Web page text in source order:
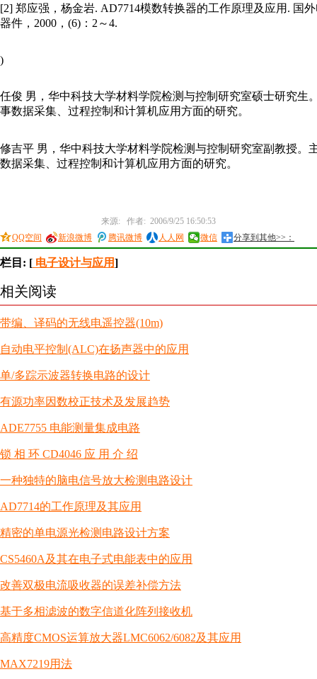
[2] 郑应强，杨金岩. AD7714模数转换器的工作原理及应用. 国
器件，2000，(6)：2～4.
)
任俊 男，华中科技大学材料学院检测与控制研究室硕士研究生
事数据采集、过程控制和计算机应用方面的研究。
修吉平 男，华中科技大学材料学院检测与控制研究室副教授。
数据采集、过程控制和计算机应用方面的研究。
来源: 作者: 2006/9/25 16:50:53
QQ空间
新浪微博 腾讯微博 人人网 微信 分享到其他>>：
栏目: [ 电子设计与应用]
相关阅读
带编、译码的无线电遥控器(10m)
自动电平控制(ALC)在扬声器中的应用
单/多踪示波器转换电路的设计
有源功率因数校正技术及发展趋势
ADE7755 电能测量集成电路
锁 相 环 CD4046 应 用 介 绍
一种独特的脑电信号放大检测电路设计
AD7714的工作原理及其应用
精密的单电源光检测电路设计方案
CS5460A及其在电子式电能表中的应用
改善双极电流吸收器的误差补偿方法
基于多相滤波的数字信道化阵列接收机
高精度CMOS运算放大器LMC6062/6082及其应用
MAX7219用法